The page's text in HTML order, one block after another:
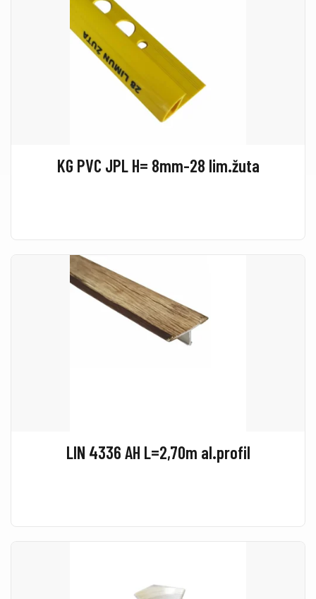
KG PVC JPL H= 8mm-28 lim.žuta
LIN 4336 AH L=2,70m al.profil